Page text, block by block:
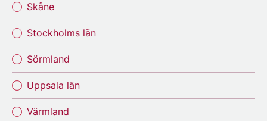
Skåne
Stockholms län
Sörmland
Uppsala län
Värmland